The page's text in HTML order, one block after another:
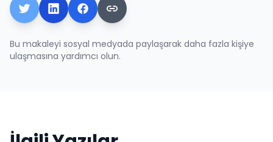
Bu makaleyi sosyal medyada paylaşarak daha fazla kişiye
ulaşmasına yardımcı olun.